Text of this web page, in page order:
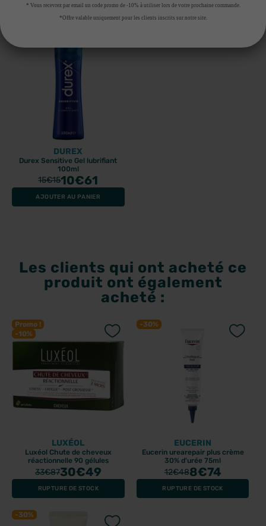
AJOUTER AU PANIER AJOUTER AU PANIER
DUREX
Durex Sensitive Gel lubrifiant
100ml
15€1510€61
AJOUTER AU PANIER
Les clients qui ont acheté ce
produit ont également
acheté :
Promo !
-10%
LUXÉOL
Luxéol Chute de cheveux
réactionnelle 90 gélules
33€8730€49
RUPTURE DE STOCK
-30%
EUCERIN
Eucerin urearepair plus crème
30% d'urée 75ml
12€488€74
RUPTURE DE STOCK
-30%
* Vous recevrez par email un code promo de -10% à utiliser lors de votre prochaine commande.
*Offre valable uniquement pour les clients inscrits sur notre site.